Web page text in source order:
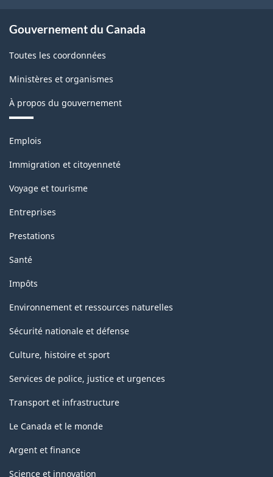
2023)
-
ARCHIVÉ
ventes
(novembre
2023)
-
HTML
Gouvernement du Canada
Toutes les coordonnées
Ministères et organismes
À propos du gouvernement
Thèmes
sujets
Emplois
Immigration et citoyenneté
Voyage et tourisme
Entreprises
Prestations
Santé
Impôts
Environnement et ressources naturelles
Sécurité nationale et défense
Culture, histoire et sport
Services de police, justice et urgences
Transport et infrastructure
Le Canada et le monde
Argent et finance
Science et innovation